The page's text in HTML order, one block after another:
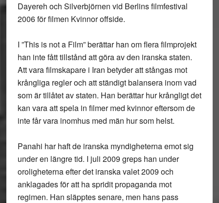
Dayereh och Silverbjörnen vid Berlins filmfestival
2006 för filmen Kvinnor offside.
I ”This is not a Film” berättar han om flera filmprojekt
han inte fått tillstånd att göra av den iranska staten.
Att vara filmskapare i Iran betyder att stångas mot
krångliga regler och att ständigt balansera inom vad
som är tillåtet av staten. Han berättar hur krångligt det
kan vara att spela in filmer med kvinnor eftersom de
inte får vara inomhus med män hur som helst.
Panahi har haft de iranska myndigheterna emot sig
under en längre tid. I juli 2009 greps han under
oroligheterna efter det iranska valet 2009 och
anklagades för att ha spridit propaganda mot
regimen. Han släpptes senare, men hans pass